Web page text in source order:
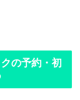
の予約・初